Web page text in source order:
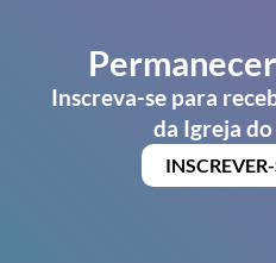
Inscreva-se para
da Igreja